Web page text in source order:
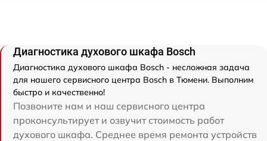
Диагностика духового шкафа Bosch
Диагностика духового шкафа Bosch - несложная задача
для нашего сервисного центра Bosch в Тюмени. Выполним
быстро и качественно!
Позвоните нам и наш сервисного центра
проконсультирует и озвучит стоимость работ
духового шкафа. Среднее время ремонта устройств